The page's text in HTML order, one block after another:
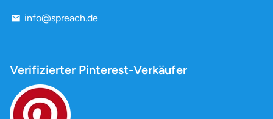
email info@spreach.de
Verifizierter Pinterest-Verkäufer